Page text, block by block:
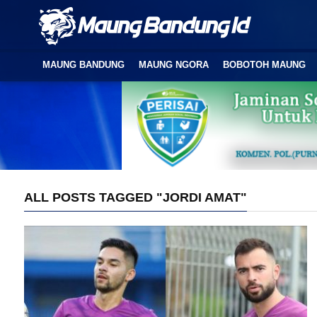
MAUNG BANDUNG MAUNG NGORA BOBOTOH MAUNG
ALL POSTS TAGGED "JORDI AMAT"